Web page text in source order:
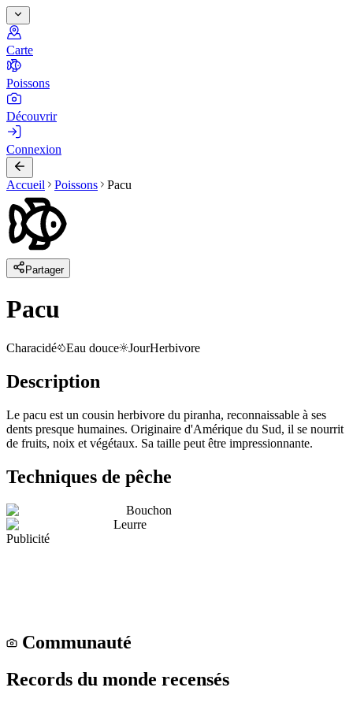
Carte
Poissons
Découvrir
Connexion
Accueil Poissons Pacu
Partager
Pacu
Characidé Eau douce JourHerbivore
Description
Le pacu est un cousin herbivore du piranha, reconnaissable à ses
dents presque humaines. Originaire d'Amérique du Sud, il se nourrit
de fruits, noix et végétaux. Sa taille peut être impressionnante.
Techniques de pêche
Bouchon
Leurre
Publicité
Communauté
Records du monde recensés